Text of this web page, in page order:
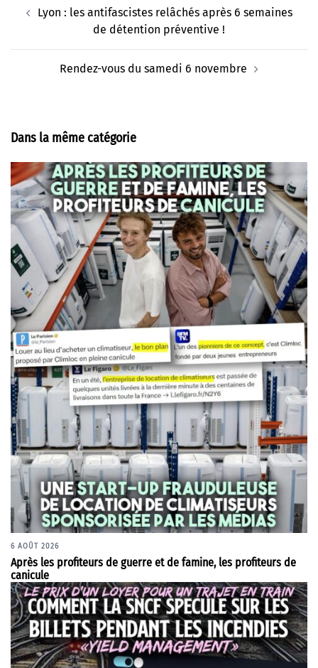
d’article
Lyon : les antifascistes relâchés après 6 semaines
de détention préventive !
Rendez-vous du samedi 6 novembre
Dans la même catégorie
6 AOÛT 2026
Après les profiteurs de guerre et de famine, les profiteurs de
canicule